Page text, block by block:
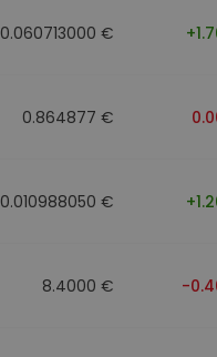
0.060713000 €
0.864877 €
0.010988050 €
8.4000 € -